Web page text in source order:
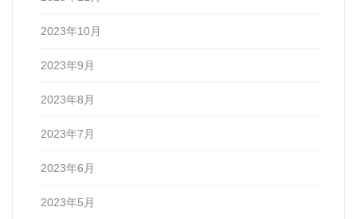
2023年10月
2023年9月
2023年8月
2023年7月
2023年6月
2023年5月